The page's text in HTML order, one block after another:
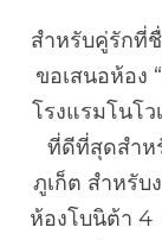
สำหรับคู่รักที่
ขอเสนอห้อง
โรงแรมโนโ
ที่ดีที่สุดสำห
ภูเก็ต สำหรับ
ห้องโบนิต้า 4